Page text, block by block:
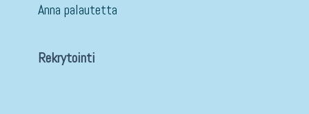
Anna palautetta
Rekrytointi